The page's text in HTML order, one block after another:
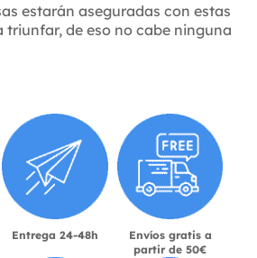
estarán aseguradas con estas
triunfar, de eso no cabe ninguna
Entrega 24-48h
Envíos gratis a
partir de 50€